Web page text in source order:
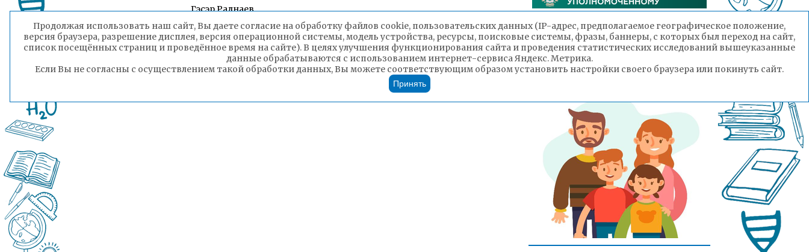
Гэсэр Раднаев
Пресс-секретарь комитета образования
администрации городского округа «Город Чита»
Продолжая использовать наш сайт, Вы даете согласие на обработку файлов cookie, пользовательских данных (IP-адрес, предполагаемое географическое положение,
версия браузера, разрешение дисплея, версия операционной системы, модель устройства, ресурсы, поисковые системы, фразы, баннеры, с которых был переход на сайт,
список посещённых страниц и проведённое время на сайте). В целях улучшения функционирования сайта и проведения статистических исследований вышеуказанные
данные обрабатываются с использованием интернет-сервиса Яндекс. Метрика.
Если Вы не согласны с осуществлением такой обработки данных, Вы можете соответствующим образом установить настройки своего браузера или покинуть сайт.
Принять